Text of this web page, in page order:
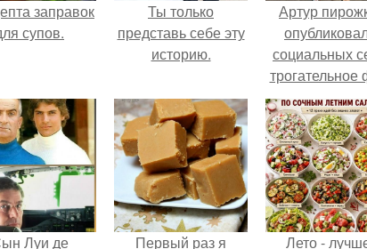
заправок
супов.
Ты только
представь себе эту
историю.
Артур
социальных
трогательное
с супругой
сделанное
время их
Италию.
Луи де Первый раз я Лето -